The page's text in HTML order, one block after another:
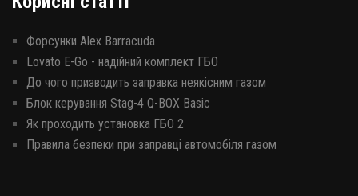
Форсунки Alex Barracuda
Lovato E-Go - надійний комплект ГБО
До чого призводить заправка неякісним газом
Блок керування Stag-4 Q-BOX Basic
Як проходить установка ГБО 2
Правила безпеки при заправці автомобіля газом